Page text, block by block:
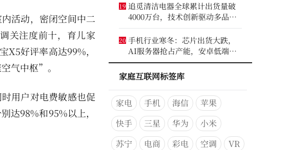
活动，密闭空间中二
关注度前十，育儿家
好评率高达99%，
气中枢”。
用户对电费敏感也促
达98%和95%以上，
19 追觅清洁电器全球累计出货量破
4000万台，技术创新驱动多品类
增长
20 手机行业寒冬：芯片出货大跌，
AI服务器抢占产能，安卓低端压
力最大
家庭互联网标签库
家电 手机 海信
苹果
快手
三星 华为
小米
苏宁
电商 彩电 空调
VR